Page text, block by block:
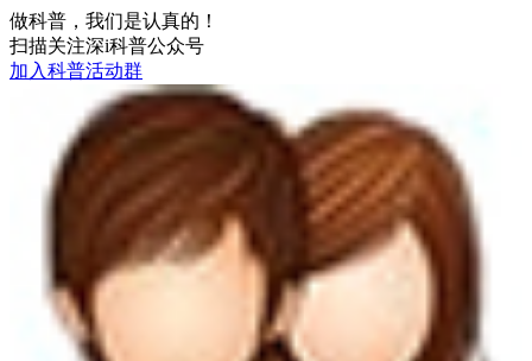
做科普，我们是认真的！
扫描关注深i科普公众号
加入科普活动群